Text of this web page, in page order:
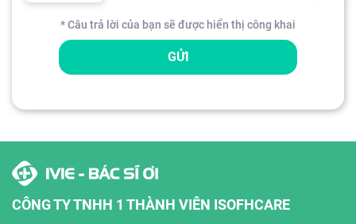
* Câu trả lời của bạn sẽ được hiển thị công khai
GỬI
CÔNG TY TNHH 1 THÀNH VIÊN ISOFHCARE